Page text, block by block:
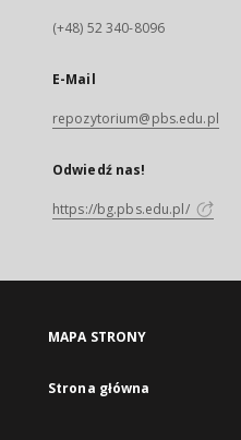
(+48) 52 340-8096
E-Mail
repozytorium@pbs.edu.pl
Odwiedź nas!
https://bg.pbs.edu.pl/
MAPA STRONY
Strona główna